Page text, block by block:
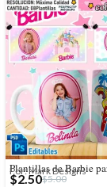
Por: Mark Designs
$5.00
$2.50